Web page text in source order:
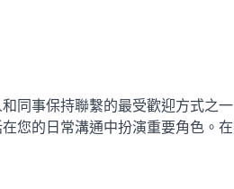
同事保持聯繫的最受歡迎方式之
您的日常溝通中扮演重要角色。